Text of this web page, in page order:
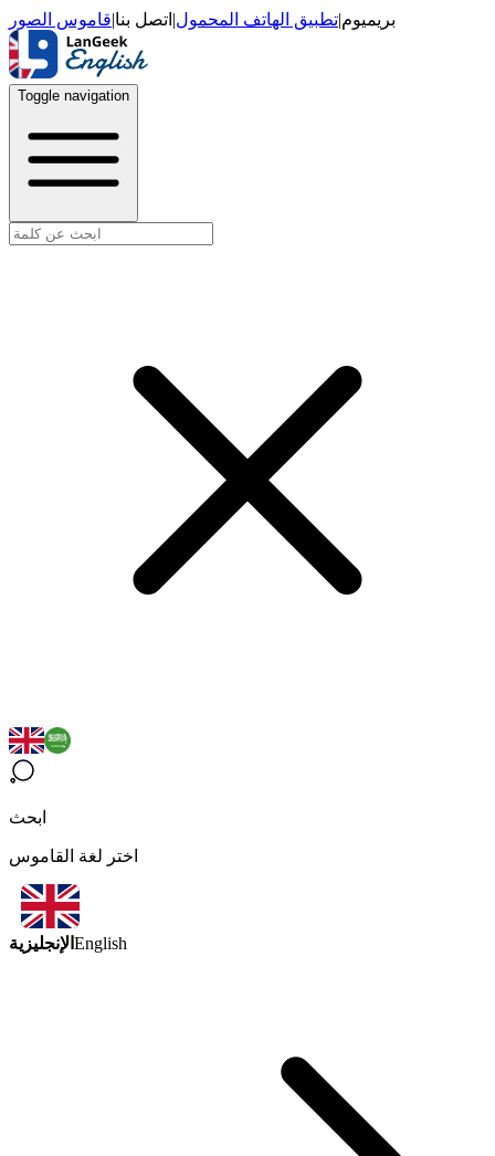
بريميوم|تطبيق الهاتف المحمول| اتصل بنا|قاموس الصور
Toggle navigation
ابحث
اختر لغة القاموس
الإنجليزية English